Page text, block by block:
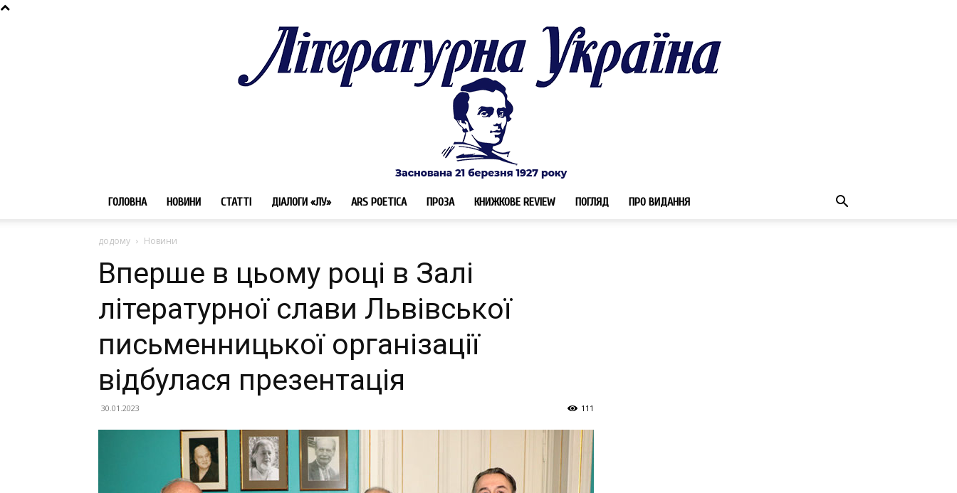
Україна
ГОЛОВНА НОВИНИ СТАТТІ ДІАЛОГИ «ЛУ» ARS POETICA ПРОЗА КНИЖКОВЕ REVIEW ПОГЛЯД ПРО ВИДАННЯ
додому Новини
Вперше в цьому році в Залі
літературної слави Львівської
письменницької організації
відбулася презентація
30.01.2023 111